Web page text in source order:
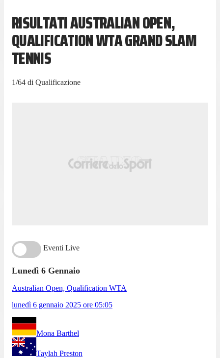
RISULTATI AUSTRALIAN OPEN,
QUALIFICATION WTA GRAND SLAM
TENNIS
1/64 di Qualificazione
Eventi Live
Lunedì 6 Gennaio
Australian Open, Qualification WTA
lunedì 6 gennaio 2025 ore 05:05
Mona Barthel
Taylah Preston